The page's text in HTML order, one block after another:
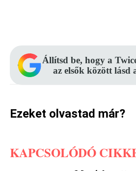
Állítsd be, hogy a
az elsők között lásd
Ezeket olvastad már?
KAPCSOLÓDÓ